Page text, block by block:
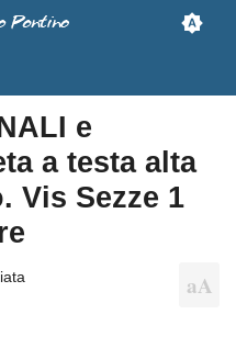
e
a testa alta
Vis Sezze 1